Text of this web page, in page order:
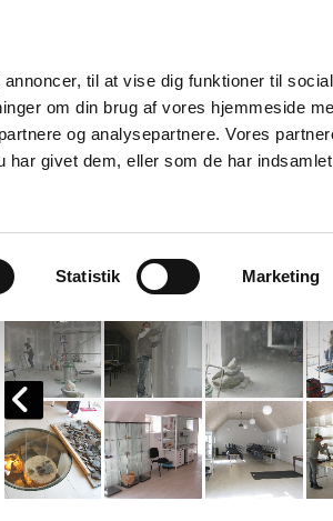
til at vise dig funktioner til
om din brug af vores hjemmeside
og analysepartnere. Vores
givet dem, eller som de har
Statistik Marketing
for fremtiden